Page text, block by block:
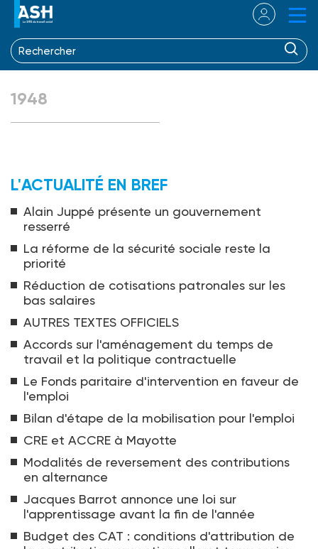
1948
L'ACTUALITÉ EN BREF
Alain Juppé présente un gouvernement
resserré
La réforme de la sécurité sociale reste la
priorité
Réduction de cotisations patronales sur les
bas salaires
AUTRES TEXTES OFFICIELS
Accords sur l'aménagement du temps de
travail et la politique contractuelle
Le Fonds paritaire d'intervention en faveur de
l'emploi
Bilan d'étape de la mobilisation pour l'emploi
CRE et ACCRE à Mayotte
Modalités de reversement des contributions
en alternance
Jacques Barrot annonce une loi sur
l'apprentissage avant la fin de l'année
Budget des CAT : conditions d'attribution de